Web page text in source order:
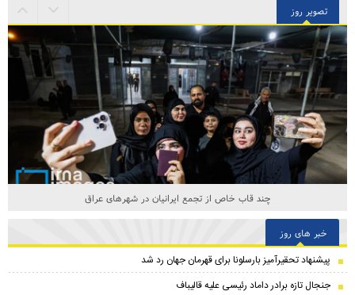
تصویر روز
چند قاب خاص از تجمع ایرانیان در شهرهای عراق
خبر های روز
پیشنهاد تحقیرآمیز بارسلونا برای قهرمان جهان رد شد
جنجال تازه برادر داماد رئیسی علیه قالیباف